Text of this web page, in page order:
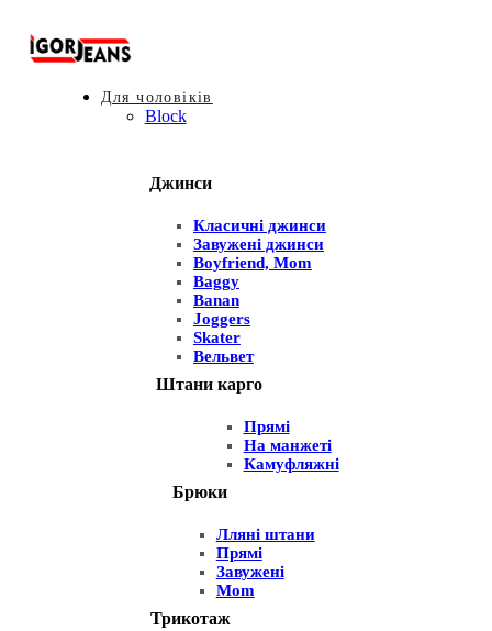
Для чоловіків
Block
Джинси
Класичні джинси
Завужені джинси
Boyfriend, Mom
Baggy
Banan
Joggers
Skater
Вельвет
Штани карго
Прямі
На манжеті
Камуфляжні
Брюки
Лляні штани
Прямі
Завужені
Mom
Трикотаж